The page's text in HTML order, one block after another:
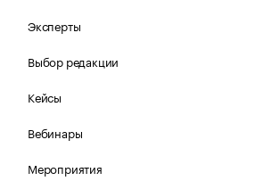
Эксперты
Выбор редакции
Кейсы
Вебинары
Мероприятия